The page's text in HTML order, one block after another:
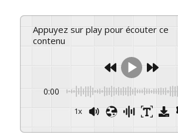
Appuyez sur play pour écouter ce
contenu
0:00
1x